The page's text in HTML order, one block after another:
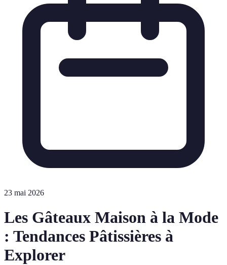
23 mai 2026
Les Gâteaux Maison à la Mode
: Tendances Pâtissières à
Explorer